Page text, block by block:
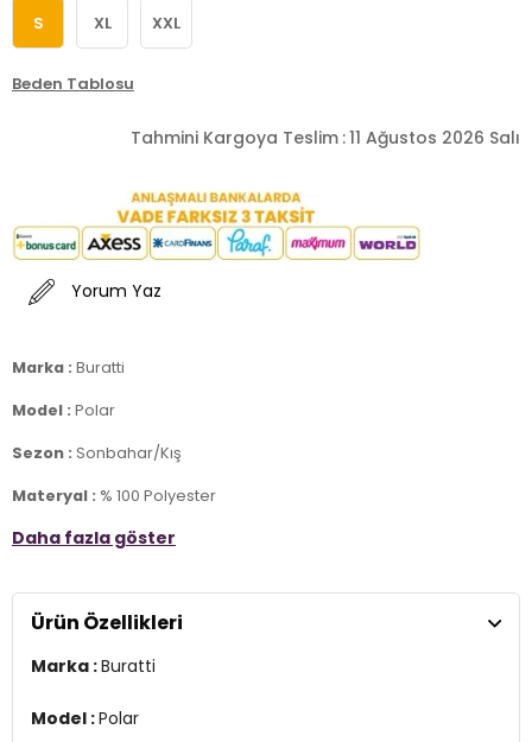
S XL XXL
Beden Tablosu
Tahmini Kargoya Teslim :11 Ağustos 2026 Salı
Yorum Yaz
Marka : Buratti
Model : Polar
Sezon : Sonbahar/Kış
Materyal : % 100 Polyester
Kapama Bilgisi :Fermuar
Kol Bilgisi :Uzun Kol
Kalıp Bilgisi :Slim Fit
Manken Ölçüsü :
Basen : 102 cm / Beden : L
Daha fazla göster
Ürün Özellikleri
Marka :Buratti
Model :Polar